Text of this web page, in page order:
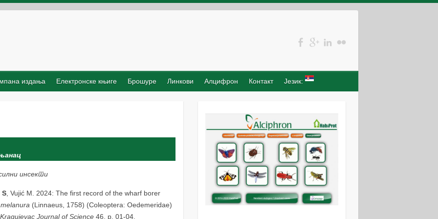
издања Електронске књиге Брошуре Линкови Алцифрон Контакт Језик:
инсекти
S , Vujić M. 2024: The first record of the wharf borer
(Linnaeus, 1758) (Coleoptera: Oedemeridae)
Kragujevac Journal of Science 46, p. 01-04.